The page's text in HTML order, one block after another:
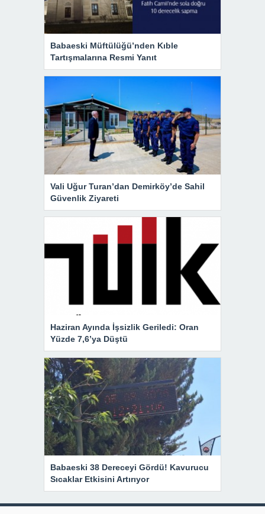
Babaeski Müftülüğü’nden Kıble
Tartışmalarına Resmi Yanıt
Vali Uğur Turan’dan Demirköy’de Sahil
Güvenlik Ziyareti
Haziran Ayında İşsizlik Geriledi: Oran
Yüzde 7,6’ya Düştü
Babaeski 38 Dereceyi Gördü! Kavurucu
Sıcaklar Etkisini Artırıyor